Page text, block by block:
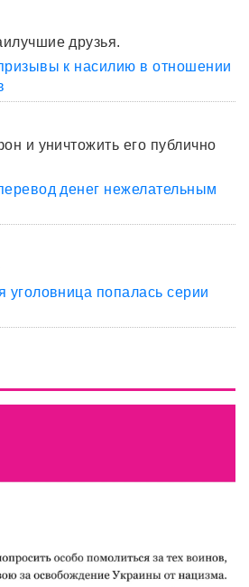
друзья.
к насилию в отношении
и уничтожить его публично
денег нежелательным
уголовница попалась серии